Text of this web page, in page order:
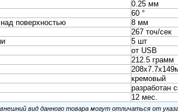
планшет Parblo Intangbo SW USB